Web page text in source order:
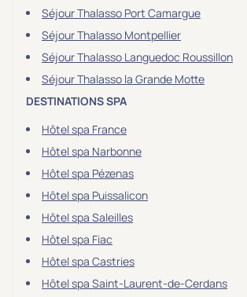
Séjour Thalasso Port Camargue
Séjour Thalasso Montpellier
Séjour Thalasso Languedoc Roussillon
Séjour Thalasso la Grande Motte
DESTINATIONS SPA
Hôtel spa France
Hôtel spa Narbonne
Hôtel spa Pézenas
Hôtel spa Puissalicon
Hôtel spa Saleilles
Hôtel spa Fiac
Hôtel spa Castries
Hôtel spa Saint-Laurent-de-Cerdans